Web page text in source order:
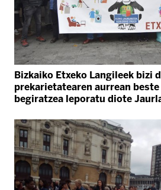
Bizkaiko Etxeko Langileek bizi
prekarietatearen aurrean
begiratzea leporatu diote